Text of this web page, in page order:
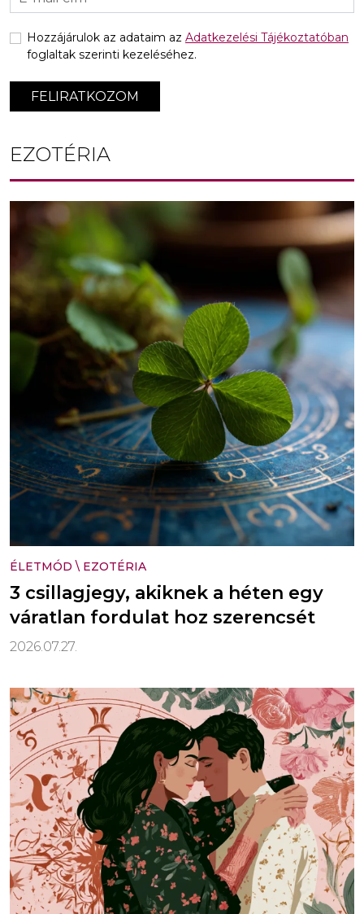
FELIRATKOZOM
Hozzájárulok az adataim az Adatkezelési Tájékoztatóban
foglaltak szerinti kezeléséhez.
EZOTÉRIA
ÉLETMÓD \ EZOTÉRIA
3 csillagjegy, akiknek a héten egy
váratlan fordulat hoz szerencsét
2026.07.27.